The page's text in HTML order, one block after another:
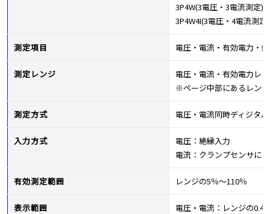
3P4W(3電圧・3電流測定
3P4W4I(3電圧・4電流測
測定項目 電圧・電流・有効電力・
測定レンジ
電圧・電流・有効電力レ
※ページ中部にあるレン
測定方式 電圧・電流同時ディジタ
入力方式
電圧：絶縁入力
電流：クランプセンサに
有効測定範囲 レンジの5％～110％
表示範囲
電圧・電流：レンジの0.4